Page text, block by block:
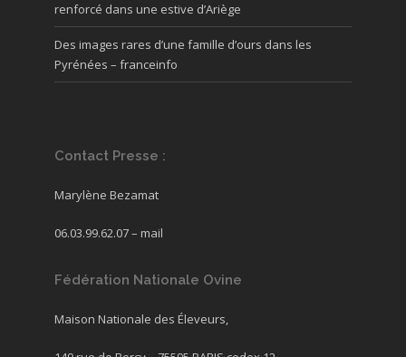
renforcé dans une estive d’Ariège
Des images rares d’une famille d’ours dans les
Pyrénées – franceinfo
Contact Presse :
Marylène Bezamat
06.03.99.62.07 – mail
Fédération Nationale Ovine
Maison Nationale des Éleveurs,